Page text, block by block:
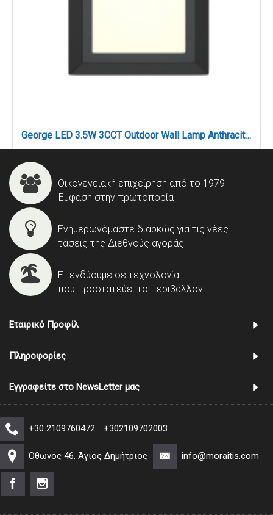
George LED 3.5W 3CCT Outdoor Wall Lamp Anthracite D:12.4cmx12.4cm (80201540)
Οικογενειακή επιχείρηση από το 1979
Έμφαση στην πρωτοπορία
Ενημερωνόμαστε διαρκώς για τις νέες
τάσεις της Διεθνούς αγοράς
Επενδύουμε σε τεχνολογία
που προστατεύει το περιβάλλον
Εταιρικό Προφίλ
Πληροφορίες
Εγγραφείτε στο NewsLetter μας
+30 2109760472 +302109702003
Όθωνος 46, Άγιος Δημήτριος info@moraitis.com